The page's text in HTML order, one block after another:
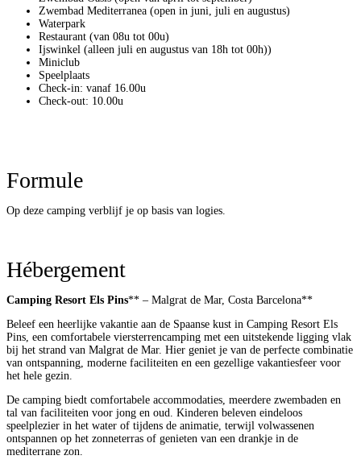
Zwembad Mediterranea (open in juni, juli en augustus)
Waterpark
Restaurant (van 08u tot 00u)
Ijswinkel (alleen juli en augustus van 18h tot 00h))
Miniclub
Speelplaats
Check-in: vanaf 16.00u
Check-out: 10.00u
Formule
Op deze camping verblijf je op basis van logies.
Hébergement
Camping Resort Els Pins** – Malgrat de Mar, Costa Barcelona**
Beleef een heerlijke vakantie aan de Spaanse kust in Camping Resort Els
Pins, een comfortabele viersterrencamping met een uitstekende ligging vlak
bij het strand van Malgrat de Mar. Hier geniet je van de perfecte combinatie
van ontspanning, moderne faciliteiten en een gezellige vakantiesfeer voor
het hele gezin.
De camping biedt comfortabele accommodaties, meerdere zwembaden en
tal van faciliteiten voor jong en oud. Kinderen beleven eindeloos
speelplezier in het water of tijdens de animatie, terwijl volwassenen
ontspannen op het zonneterras of genieten van een drankje in de
mediterrane zon.